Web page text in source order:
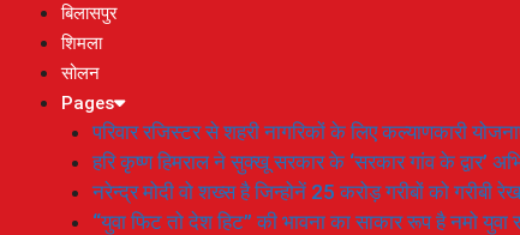
बिलासपुर
शिमला
सोलन
Pages
परिवार रजिस्टर से शहरी नागरिकों के लिए कल्याणकारी
हरि कृष्ण हिमराल ने सुक्खू सरकार के ‘सरकार गांव के द्वार’
नरेन्द्र मोदी वो शख्स है जिन्होनें 25 करोड़ गरीबों को गरीबी
“युवा फिट तो देश हिट” की भावना का साकार रूप है नमो युवा